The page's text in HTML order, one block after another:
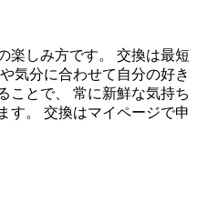
楽しみ方です。 交換は最短
気分に合わせて自分の好き
ことで、 常に新鮮な気持ち
す。 交換はマイページで申